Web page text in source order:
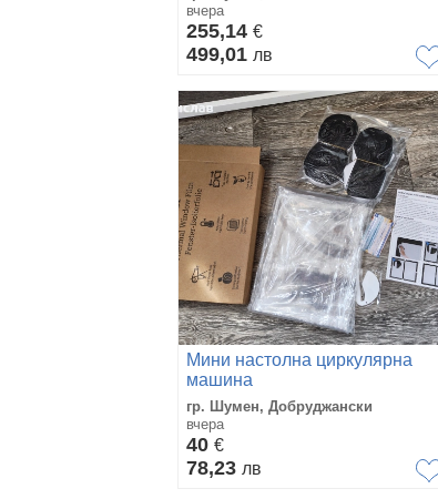
ВЪРТЯЩА СЕ
ИНДУСТРИАЛНА
ПРОМИШЛЕНА
вчера
255,14 €
499,01 лв
Мини настолна циркулярна
машина
гр. Шумен, Добруджански
вчера
40 €
78,23 лв